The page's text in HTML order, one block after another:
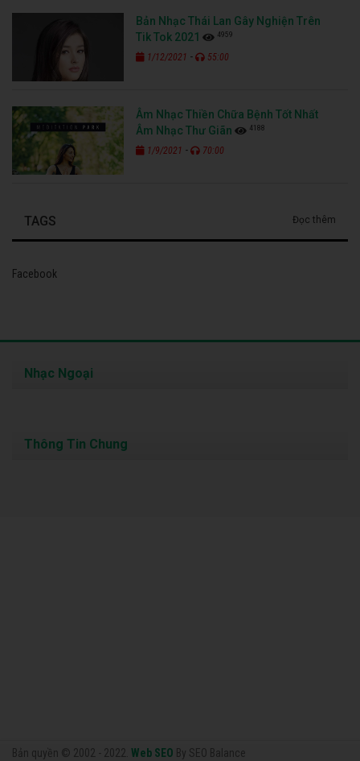
Bản Nhạc Thái Lan Gây Nghiện Trên
Tik Tok 2021
4959
1/12/2021 - 55:00
Âm Nhạc Thiền Chữa Bệnh Tốt Nhất
Âm Nhạc Thư Giãn
4188
1/9/2021 - 70:00
TAGS Đọc thêm
Facebook
Bản quyền © 2002 - 2022. Web SEO By SEO Balance
Nhạc Ngoại
Thông Tin Chung